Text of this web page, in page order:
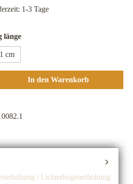
1-3 Tage
längeauswählen
cm
den gewünschten Wert
In den Warenkorb
/ Lichterbogenerhöhung